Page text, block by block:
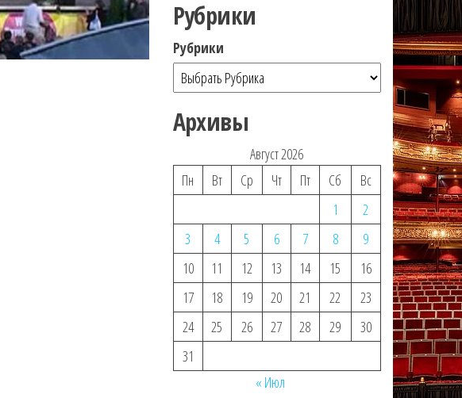
Рубрики
Рубрики
Архивы
Август 2026
Пн
Вт Ср Чт Пт Сб
Вс
1
2
3
4 5 6 7 8
9
10
11 12 13 14 15
16
17
18 19 20 21 22
23
24
25 26 27 28 29
30
31
« Июл